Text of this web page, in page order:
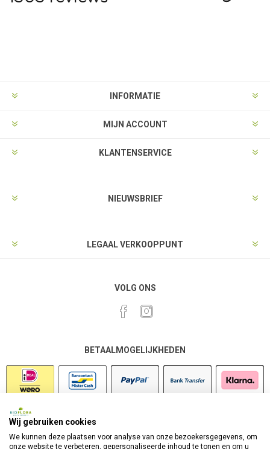
INFORMATIE
MIJN ACCOUNT
KLANTENSERVICE
NIEUWSBRIEF
LEGAAL VERKOOPPUNT
VOLG ONS
BETAALMOGELIJKHEDEN
Wij gebruiken cookies
We kunnen deze plaatsen voor analyse van onze bezoekersgegevens, om
onze website te verbeteren, gepersonaliseerde inhoud te tonen en om u